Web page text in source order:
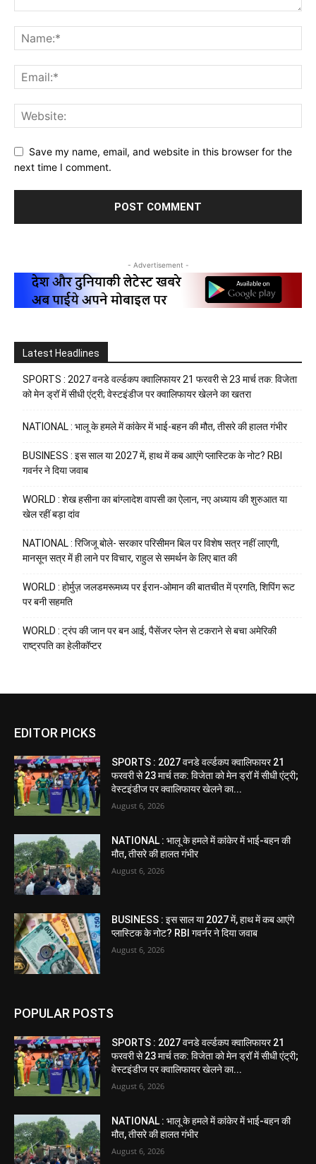
Save my name, email, and website in this browser for the
next time I comment.
- Advertisement -
Latest Headlines
SPORTS : 2027 वनडे वर्ल्डकप क्वालिफायर 21 फरवरी से 23 मार्च तक: विजेता
को मेन ड्रॉ में सीधी एंट्री; वेस्टइंडीज पर क्वालिफायर खेलने का खतरा
NATIONAL : भालू के हमले में कांकेर में भाई-बहन की मौत, तीसरे की हालत गंभीर
BUSINESS : इस साल या 2027 में, हाथ में कब आएंगे प्लास्टिक के नोट? RBI
गवर्नर ने दिया जवाब
WORLD : शेख हसीना का बांग्लादेश वापसी का ऐलान, नए अध्याय की शुरुआत या
खेल रहीं बड़ा दांव
NATIONAL : रिजिजू बोले- सरकार परिसीमन बिल पर विशेष सत्र नहीं लाएगी,
मानसून सत्र में ही लाने पर विचार, राहुल से समर्थन के लिए बात की
WORLD : होर्मुज़ जलडमरूमध्य पर ईरान-ओमान की बातचीत में प्रगति, शिपिंग रूट
पर बनी सहमति
WORLD : ट्रंप की जान पर बन आई, पैसेंजर प्लेन से टकराने से बचा अमेरिकी
राष्ट्रपति का हेलीकॉप्टर
EDITOR PICKS
SPORTS : 2027 वनडे वर्ल्डकप क्वालिफायर 21
फरवरी से 23 मार्च तक: विजेता को मेन ड्रॉ में सीधी एंट्री;
वेस्टइंडीज पर क्वालिफायर खेलने का...
August 6, 2026
NATIONAL : भालू के हमले में कांकेर में भाई-बहन की
मौत, तीसरे की हालत गंभीर
August 6, 2026
BUSINESS : इस साल या 2027 में, हाथ में कब आएंगे
प्लास्टिक के नोट? RBI गवर्नर ने दिया जवाब
August 6, 2026
POPULAR POSTS
SPORTS : 2027 वनडे वर्ल्डकप क्वालिफायर 21
फरवरी से 23 मार्च तक: विजेता को मेन ड्रॉ में सीधी एंट्री;
वेस्टइंडीज पर क्वालिफायर खेलने का...
August 6, 2026
NATIONAL : भालू के हमले में कांकेर में भाई-बहन की
मौत, तीसरे की हालत गंभीर
August 6, 2026